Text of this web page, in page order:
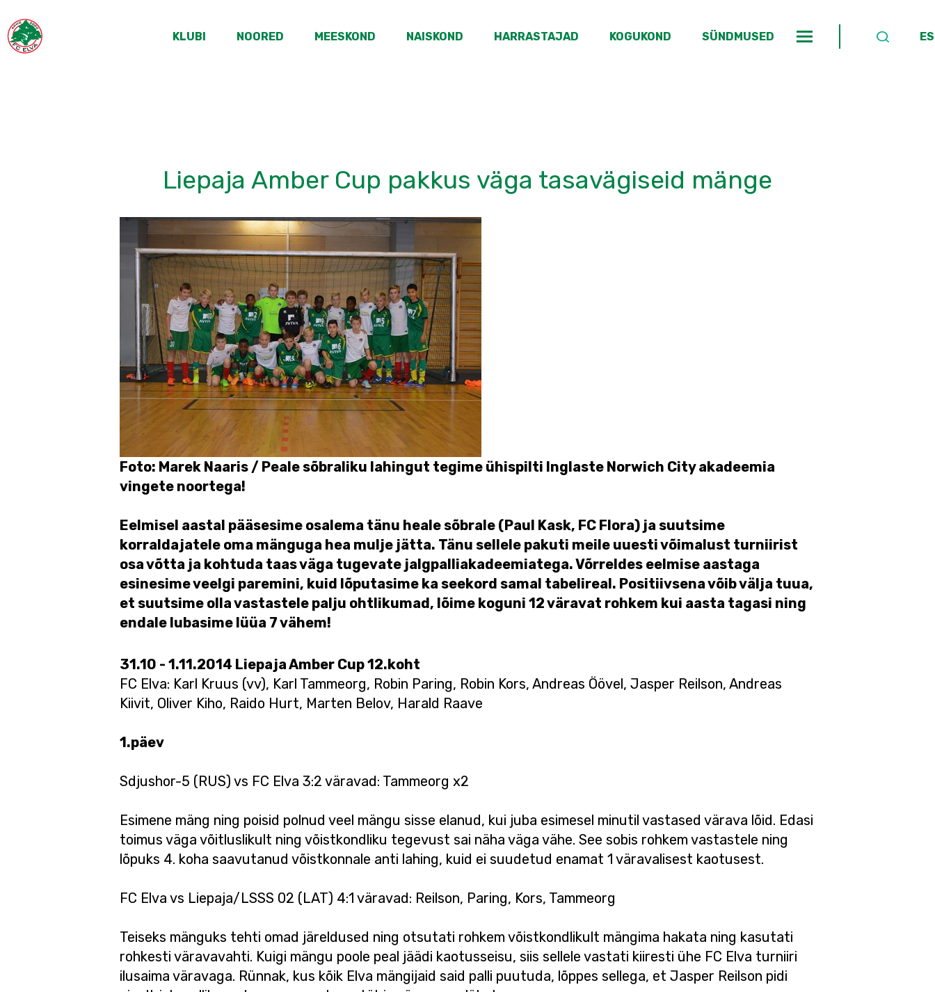
KLUBI NOORED MEESKOND NAISKOND HARRASTAJAD KOGUKOND SÜNDMUSED
Liepaja Amber Cup pakkus väga tasavägiseid mänge
Foto: Marek Naaris / Peale sõbraliku lahingut tegime ühispilti Inglaste Norwich City akadeemia
vingete noortega!
Eelmisel aastal pääsesime osalema tänu heale sõbrale (Paul Kask, FC Flora) ja suutsime
korraldajatele oma mänguga hea mulje jätta. Tänu sellele pakuti meile uuesti võimalust turniirist
osa võtta ja kohtuda taas väga tugevate jalgpalliakadeemiatega. Võrreldes eelmise aastaga
esinesime veelgi paremini, kuid lõputasime ka seekord samal tabelireal. Positiivsena võib välja tuua,
et suutsime olla vastastele palju ohtlikumad, lõime koguni 12 väravat rohkem kui aasta tagasi ning
endale lubasime lüüa 7 vähem!
31.10 - 1.11.2014 Liepaja Amber Cup 12.koht
FC Elva: Karl Kruus (vv), Karl Tammeorg, Robin Paring, Robin Kors, Andreas Öövel, Jasper Reilson, Andreas
Kiivit, Oliver Kiho, Raido Hurt, Marten Belov, Harald Raave
1.päev
Sdjushor-5 (RUS) vs FC Elva 3:2 väravad: Tammeorg x2
Esimene mäng ning poisid polnud veel mängu sisse elanud, kui juba esimesel minutil vastased värava lõid. Edasi
toimus väga võitluslikult ning võistkondliku tegevust sai näha väga vähe. See sobis rohkem vastastele ning
lõpuks 4. koha saavutanud võistkonnale anti lahing, kuid ei suudetud enamat 1 väravalisest kaotusest.
FC Elva vs Liepaja/LSSS 02 (LAT) 4:1 väravad: Reilson, Paring, Kors, Tammeorg
Teiseks mänguks tehti omad järeldused ning otsutati rohkem võistkondlikult mängima hakata ning kasutati
rohkesti väravavahti. Kuigi mängu poole peal jäädi kaotusseisu, siis sellele vastati kiiresti ühe FC Elva turniiri
ilusaima väravaga. Rünnak, kus kõik Elva mängijaid said palli puutuda, lõppes sellega, et Jasper Reilson pidi